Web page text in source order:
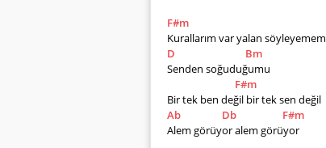
F#m
Kurallarım var yalan söyleyemem
D
Bm
Senden soğuduğumu
F#m
Bir tek ben değil bir tek sen değil
Ab
Db
F#m
Alem görüyor alem görüyor